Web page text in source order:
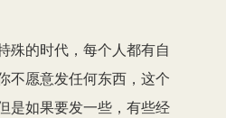
殊的时代，每个人都有自
不愿意发任何东西，这个
是如果要发一些，有些经